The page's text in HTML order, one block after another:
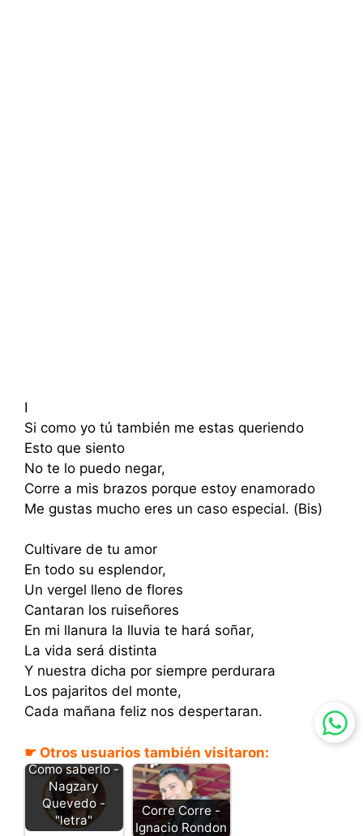
I
Si como yo tú también me estas queriendo
Esto que siento
No te lo puedo negar,
Corre a mis brazos porque estoy enamorado
Me gustas mucho eres un caso especial. (Bis)
Cultivare de tu amor
En todo su esplendor,
Un vergel lleno de flores
Cantaran los ruiseñores
En mi llanura la lluvia te hará soñar,
La vida será distinta
Y nuestra dicha por siempre perdurara
Los pajaritos del monte,
Cada mañana feliz nos despertaran.
☛ Otros usuarios también visitaron:
Como saberlo -
Nagzary
Quevedo -
"letra"
Corre Corre -
Ignacio Rondon